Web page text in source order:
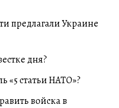
предлагали Украине
дня?
«5 статьи НАТО»?
войска в